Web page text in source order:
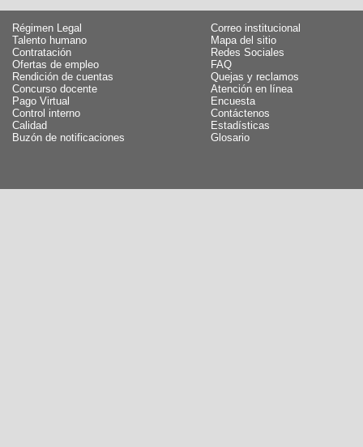
Régimen Legal
Talento humano
Contratación
Ofertas de empleo
Rendición de cuentas
Concurso docente
Pago Virtual
Control interno
Calidad
Buzón de notificaciones
Correo institucional
Mapa del sitio
Redes Sociales
FAQ
Quejas y reclamos
Atención en línea
Encuesta
Contáctenos
Estadísticas
Glosario